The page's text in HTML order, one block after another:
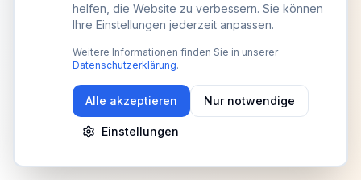
helfen, die Website zu verbessern. Sie können
Ihre Einstellungen jederzeit anpassen.
Weitere Informationen finden Sie in unserer
Datenschutzerklärung.
Alle akzeptieren Nur notwendige
Einstellungen